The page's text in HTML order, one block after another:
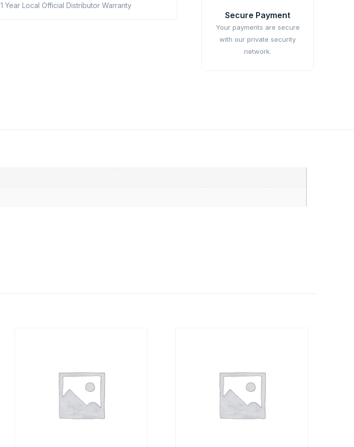
1 Year Local Official Distributor Warranty
Secure Payment
Your payments are secure
with our private security
network.